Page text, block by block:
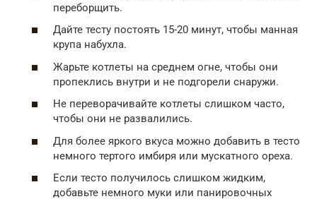
переборщить.
Дайте тесту постоять 15-20 минут, чтобы манная
крупа набухла.
Жарьте котлеты на среднем огне, чтобы они
пропеклись внутри и не подгорели снаружи.
Не переворачивайте котлеты слишком часто,
чтобы они не развалились.
Для более яркого вкуса можно добавить в тесто
немного тертого имбиря или мускатного ореха.
Если тесто получилось слишком жидким,
добавьте немного муки или панировочных